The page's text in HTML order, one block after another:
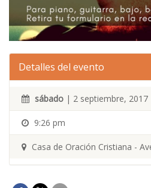
Detalles del evento
sábado | 2 septiembre, 2017
9:26 pm
Casa de Oración Cristiana -